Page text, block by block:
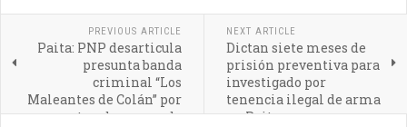
PREVIOUS ARTICLE
Paita: PNP desarticula
presunta banda
criminal “Los
Maleantes de Colán” por
presunto robo agravado
NEXT ARTICLE
Dictan siete meses de
prisión preventiva para
investigado por
tenencia ilegal de arma
en Paita